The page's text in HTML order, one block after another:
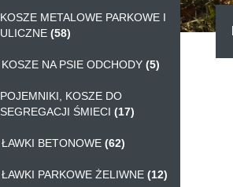
KOSZE METALOWE PARKOWE I
ULICZNE (58)
KOSZE NA PSIE ODCHODY (5)
POJEMNIKI, KOSZE DO
SEGREGACJI ŚMIECI (17)
ŁAWKI BETONOWE (62)
ŁAWKI PARKOWE ŻELIWNE (12)